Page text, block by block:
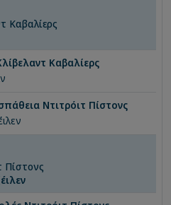
Καβαλίερς
Καβαλίερς
Ντιτρόιτ Πίστονς
Πίστονς